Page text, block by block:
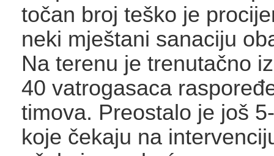
točan broj teško je
neki mještani sanaciju
Na terenu je trenutačno
40 vatrogasaca
timova. Preostalo je još
koje čekaju na